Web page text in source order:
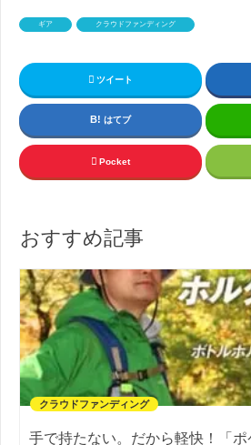
ギア クラウドファンディング
ツイート
はてブ
Pocket
おすすめ記事
クラウドファンディング
手で持たない。だから軽快！「